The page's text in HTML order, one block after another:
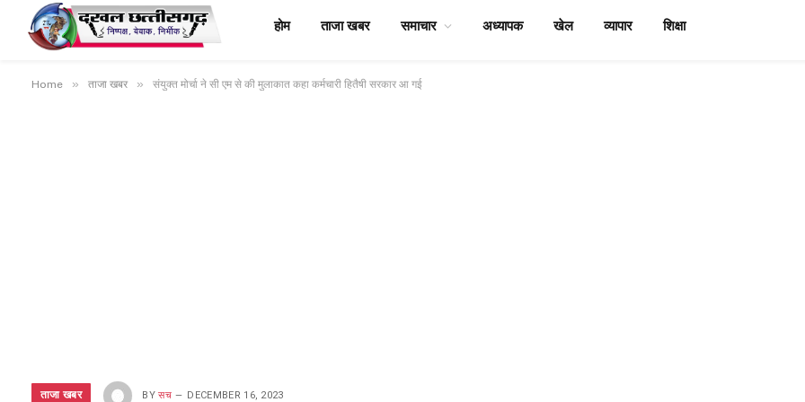
होम ताजा खबर समाचार अध्यापक खेल व्यापार शिक्षा
Home » ताजा खबर » संयुक्त मोर्चा ने सी एम से की मुलाकात कहा कर्मचारी हितैषी सरकार आ गई
ताजा खबर BY सच DECEMBER 16, 2023